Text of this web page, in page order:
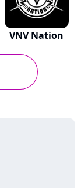
VNV Nation